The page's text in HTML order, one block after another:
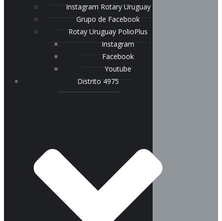
Instagram Rotary Uruguay
Grupo de Facebook
Rotay Uruguay PolioPlus
Instagram
Facebook
Youtube
Distrito 4975